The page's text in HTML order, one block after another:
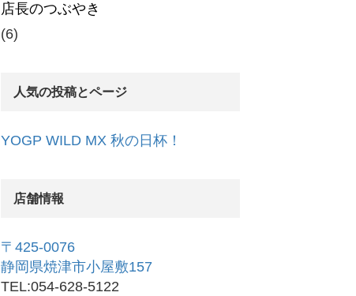
店長のつぶやき
(6)
人気の投稿とページ
YOGP WILD MX 秋の日杯！
店舗情報
〒425-0076
静岡県焼津市小屋敷157
TEL:054-628-5122